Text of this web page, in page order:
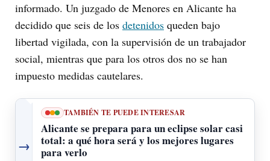
informado. Un juzgado de Menores en Alicante ha
decidido que seis de los detenidos queden bajo
libertad vigilada, con la supervisión de un trabajador
social, mientras que para los otros dos no se han
impuesto medidas cautelares.
→
TAMBIÉN TE PUEDE INTERESAR
Alicante se prepara para un eclipse solar casi
total: a qué hora será y los mejores lugares
para verlo